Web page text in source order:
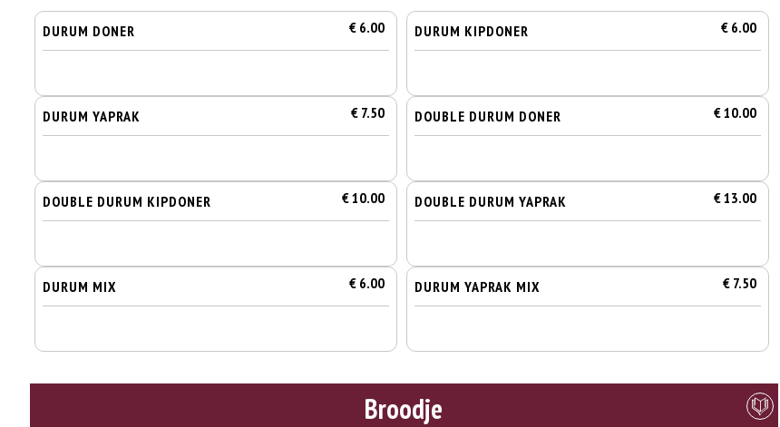
DURUM DONER € 6.00 DURUM KIPDONER € 6.00
DURUM YAPRAK € 7.50 DOUBLE DURUM DONER € 10.00
DOUBLE DURUM KIPDONER € 10.00 DOUBLE DURUM YAPRAK € 13.00
DURUM MIX € 6.00 DURUM YAPRAK MIX € 7.50
Broodje